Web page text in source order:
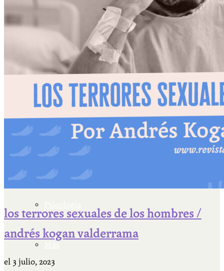
Escriben & participan
Actualidad y sociedad
Educación
Literatura
los terrores sexuales de los hombres /
andrés kogan valderrama
el 3 julio, 2023